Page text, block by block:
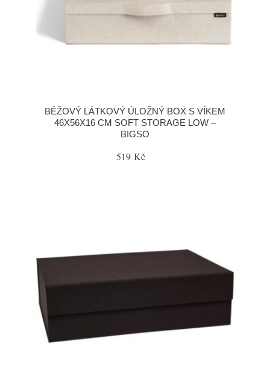
BÉŽOVÝ LÁTKOVÝ ÚLOŽNÝ BOX S VÍKEM
46X56X16 CM SOFT STORAGE LOW –
BIGSO
519 Kč